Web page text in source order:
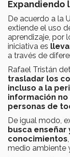
Expandiendo
De acuerdo a la
extiende el uso
aprendizaje, por
iniciativa es
a través de
Rafael Tristán
trasladar los
incluso a la
información no
personas de
De igual modo,
busca
conocimientos
medio ambiente